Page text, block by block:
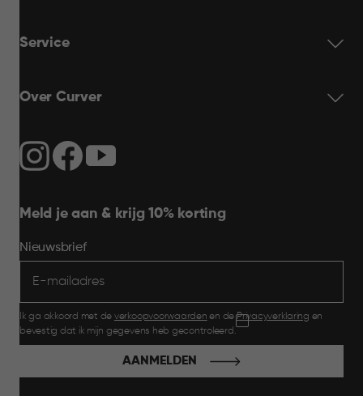
Service
Over Curver
Meld je aan & krijg 10% korting
Nieuwsbrief
Ik ga akkoord met de verkoopvoorwaarden en dePrivacyverklaring en
bevestig dat ik mijn gegevens heb gecontroleerd.
AANMELDEN